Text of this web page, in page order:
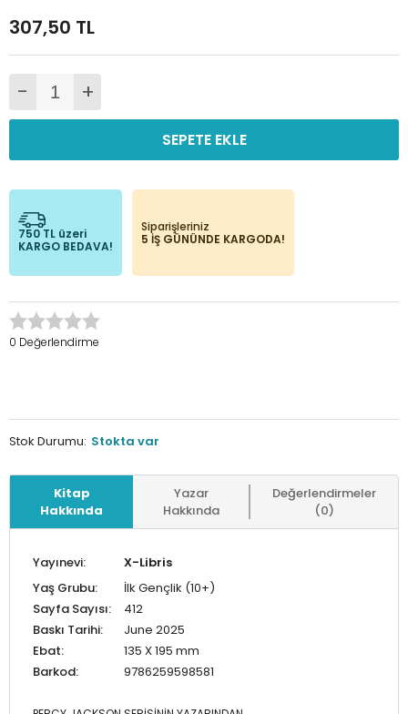
307,50 TL
- +
SEPETE EKLE
750 TL üzeri
KARGO BEDAVA!
Siparişleriniz
5 İŞ GÜNÜNDE KARGODA!
0 Değerlendirme
Stok Durumu: Stokta var
Kitap
Hakkında
Yazar
Hakkında
Değerlendirmeler
(0)
Yayınevi:
X-Libris
Yaş Grubu:
İlk Gençlik (10+)
Sayfa Sayısı:
412
Baskı Tarihi:
June 2025
Ebat:
135 X 195 mm
Barkod:
9786259598581